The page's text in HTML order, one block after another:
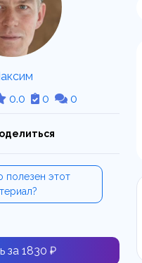
0.0 0 0
полезен этот
за 1830 ₽